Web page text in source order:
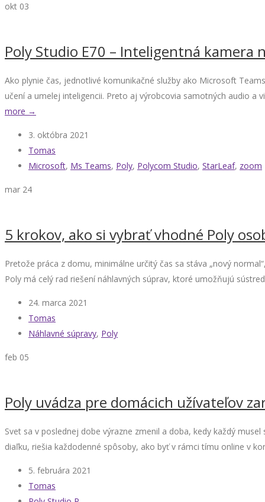
okt 03
Poly Studio E70 – Inteligentná kamera
Ako plynie čas, jednotlivé komunikačné služby ako Microsoft
učení a umelej inteligencii. Preto aj výrobcovia samotných audio
more →
3. októbra 2021
Tomas
Microsoft, Ms Teams, Poly, Polycom Studio, StarLeaf, zoom
mar 24
5 krokov, ako si vybrať vhodné Poly
Pretože práca z domu, minimálne určitý čas sa stáva „nový
Poly má celý rad riešení náhlavných súprav, ktoré umožňujú
24. marca 2021
Tomas
Náhlavné súpravy, Poly
feb 05
Poly uvádza pre domácich užívateľov
Svet sa v poslednej dobe výrazne zmenil a doba, kedy každý
diaľku, riešia každodenné spôsoby, ako byť v rámci tímu online v
5. februára 2021
Tomas